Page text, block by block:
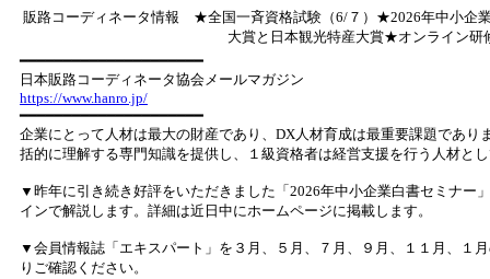
販路コーディネータ情報 ★全国一斉資格試験（6/７）★2026年中小企
大賞と日本観光特産大賞★オンライン
━━━━━━━━━━━━━━━━━━━━━
日本販路コーディネータ協会メールマガジン
https://www.hanro.jp/
━━━━━━━━━━━━━━━━━━━━━
企業にとって人材は最大の財産であり、DX人材育成は最重要課題であ
括的に理解する専門知識を提供し、１級資格者は経営支援を行う人材と
▼昨年に引き続き好評をいただきました「2026年中小企業白書セミナー
インで解説します。詳細は近日中にホームページに掲載します。
▼会員情報誌「エキスパート」を３月、５月、７月、９月、１１月、１
りご確認ください。